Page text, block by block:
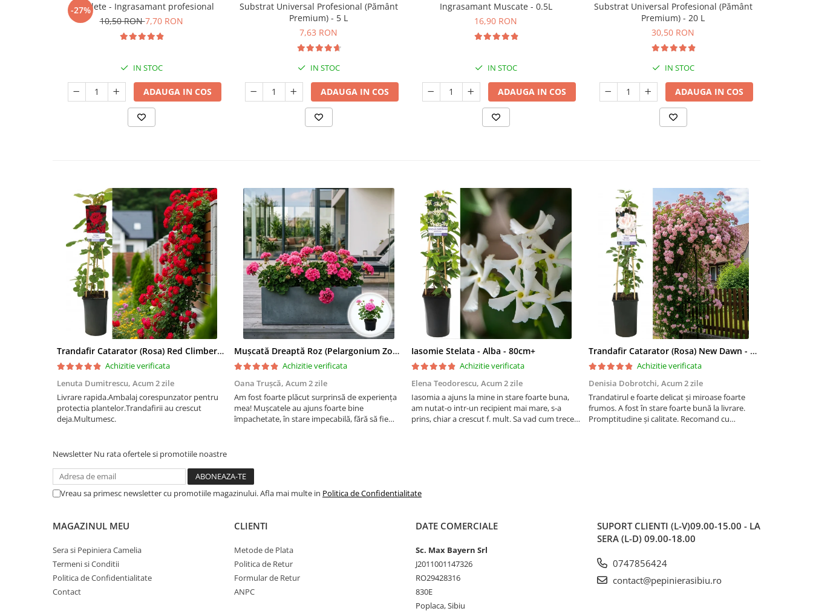
-27%
5 Tablete - Ingrasamant profesional
10,50 RON7,70 RON
IN STOC
ADAUGA IN COS
Substrat Universal Profesional (Pământ
Premium) - 5 L
7,63 RON
IN STOC
ADAUGA IN COS
Ingrasamant Muscate - 0.5L
16,90 RON
IN STOC
ADAUGA IN COS
Substrat Universal Profesional (Pământ
Premium) - 20 L
30,50 RON
IN STOC
ADAUGA IN COS
Trandafir Catarator (Rosa) Red Climber - 75cm
Achizitie verificata
Lenuta Dumitrescu, Acum 2 zile
Livrare rapida.Ambalaj corespunzator pentru
protectia plantelor.Trandafirii au crescut
deja.Multumesc.
Mușcată Dreaptă Roz (Pelargonium Zonale)
Achizitie verificata
Oana Trușcă, Acum 2 zile
Am fost foarte plăcut surprinsă de experiența
mea! Mușcatele au ajuns foarte bine
împachetate, în stare impecabilă, fără să fie
Iasomie Stelata - Alba - 80cm+
Achizitie verificata
Elena Teodorescu, Acum 2 zile
Iasomia a ajuns la mine in stare foarte buna,
am nutat-o intr-un recipient mai mare, s-a
prins, chiar a crescut f. mult. Sa vad cum trece
Trandafir Catarator (Rosa) New Dawn - 75cm
Achizitie verificata
Denisia Dobrotchi, Acum 2 zile
Trandatirul e foarte delicat și miroase foarte
frumos. A fost în stare foarte bună la livrare.
Promptitudine și calitate. Recomand cu
Newsletter Nu rata ofertele si promotiile noastre
Vreau sa primesc newsletter cu promotiile magazinului. Afla mai multe in Politica de Confidentialitate
MAGAZINUL MEU
Sera si Pepiniera Camelia
Termeni si Conditii
Politica de Confidentialitate
Contact
CLIENTI
Metode de Plata
Politica de Retur
Formular de Retur
ANPC
DATE COMERCIALE
Sc. Max Bayern Srl
J2011001147326
RO29428316
830E
Poplaca, Sibiu
SUPORT CLIENTI (L-V)09.00-15.00 - LA
SERA (L-D) 09.00-18.00
0747856424
contact@pepinierasibiu.ro